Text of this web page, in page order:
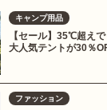
キャンプ用品
【セール】35℃超え
大人気テントが30％
ファッション